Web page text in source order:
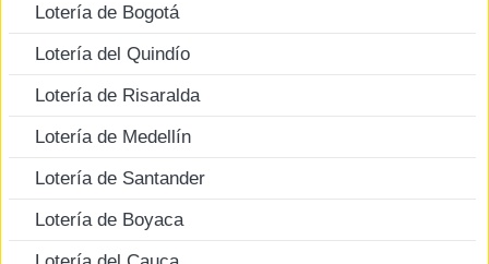
Lotería de Bogotá
Lotería del Quindío
Lotería de Risaralda
Lotería de Medellín
Lotería de Santander
Lotería de Boyaca